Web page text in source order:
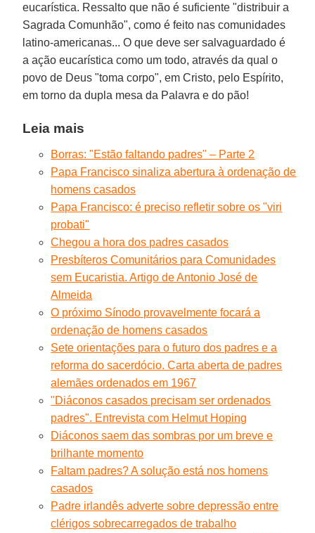
eucarística. Ressalto que não é suficiente "distribuir a
Sagrada Comunhão", como é feito nas comunidades
latino-americanas... O que deve ser salvaguardado é
a ação eucarística como um todo, através da qual o
povo de Deus "toma corpo", em Cristo, pelo Espírito,
em torno da dupla mesa da Palavra e do pão!
Leia mais
Borras: "Estão faltando padres" – Parte 2
Papa Francisco sinaliza abertura à ordenação de
homens casados
Papa Francisco: é preciso refletir sobre os "viri
probati"
Chegou a hora dos padres casados
Presbíteros Comunitários para Comunidades
sem Eucaristia. Artigo de Antonio José de
Almeida
O próximo Sínodo provavelmente focará a
ordenação de homens casados
Sete orientações para o futuro dos padres e a
reforma do sacerdócio. Carta aberta de padres
alemães ordenados em 1967
"Diáconos casados precisam ser ordenados
padres". Entrevista com Helmut Hoping
Diáconos saem das sombras por um breve e
brilhante momento
Faltam padres? A solução está nos homens
casados
Padre irlandês adverte sobre depressão entre
clérigos sobrecarregados de trabalho